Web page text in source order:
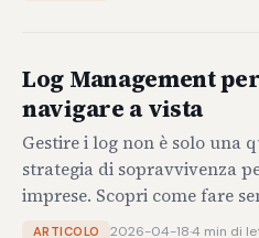
Log Management
navigare a vista
Gestire i log non è solo una
strategia di sopravvivenza
imprese. Scopri come fare
ARTICOLO 2026-04-18·4 min di